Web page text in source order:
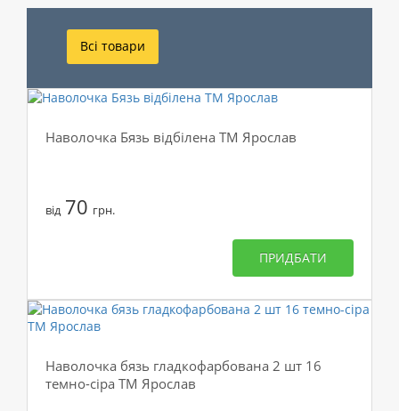
Всі товари
Наволочка Бязь відбілена ТМ Ярослав
від70 грн.
ПРИДБАТИ
Наволочка бязь гладкофарбована 2 шт 16
темно-сіра ТМ Ярослав